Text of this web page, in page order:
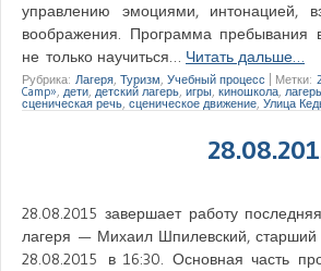
управлению эмоциями, интонацией,
воображения. Программа пребывания
не только научиться… Читать дальше…
Рубрика: Лагеря, Туризм, Учебный процесс Метки:
Camp», дети, детский лагерь, игры, киношкола,
сценическая речь, сценическое движение, Улица
28.08.2015 завершает работу
лагеря — Михаил Шпилевский,
28.08.2015 в 16:30. Основная часть